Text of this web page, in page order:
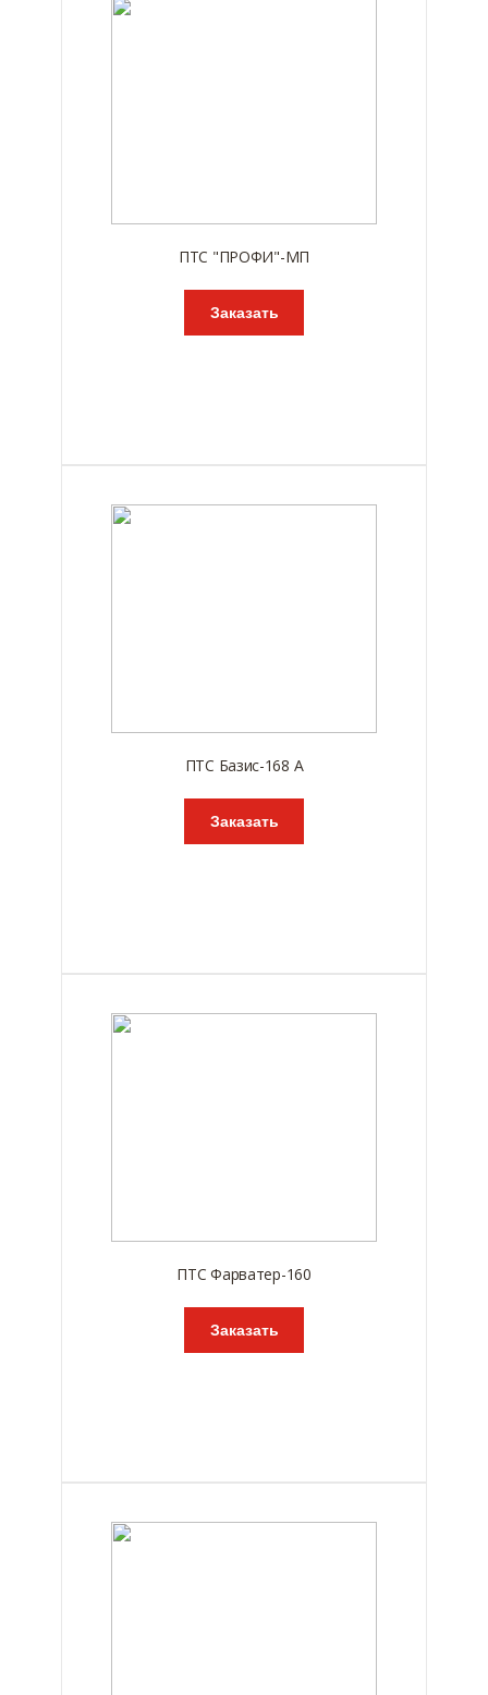
ПТС "ПРОФИ"-МП
Заказать
ПТС Базис-168 А
Заказать
ПТС Фарватер-160
Заказать